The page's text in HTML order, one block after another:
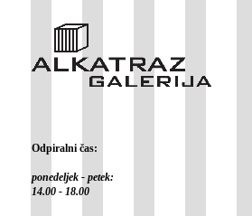
Odpiralni čas:
ponedeljek - petek:
14.00 - 18.00